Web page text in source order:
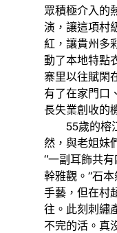
眾積極介入的
演，讓這項村
紅，讓貴州多
動了本地特點
寨里以往賦閑
有了在家門口
長失業創收的
55歲的榕江
然，與老姐妹
“一副耳飾共
幹雅觀。”石
手藝，但在村
往。此刻刺繡
不完的活。真